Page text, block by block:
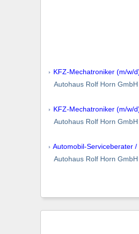
KFZ-Mechatroniker (m/w/
Autohaus Rolf Horn
KFZ-Mechatroniker (m/w/
Autohaus Rolf Horn
Automobil-Serviceberater
Autohaus Rolf Horn